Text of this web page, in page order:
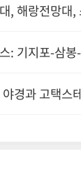
, 해랑전망대,
: 기지포-삼봉
경과 고택스